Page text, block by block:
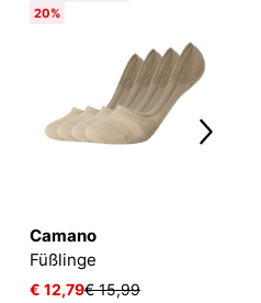
20%
Camano
Füßlinge
€ 12,79€ 15,99